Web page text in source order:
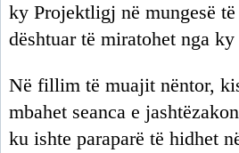
ky Projektligj në mungesë
dështuar të miratohet nga
Në fillim të muajit nëntor,
mbahet seanca e
ku ishte paraparë të hidhet